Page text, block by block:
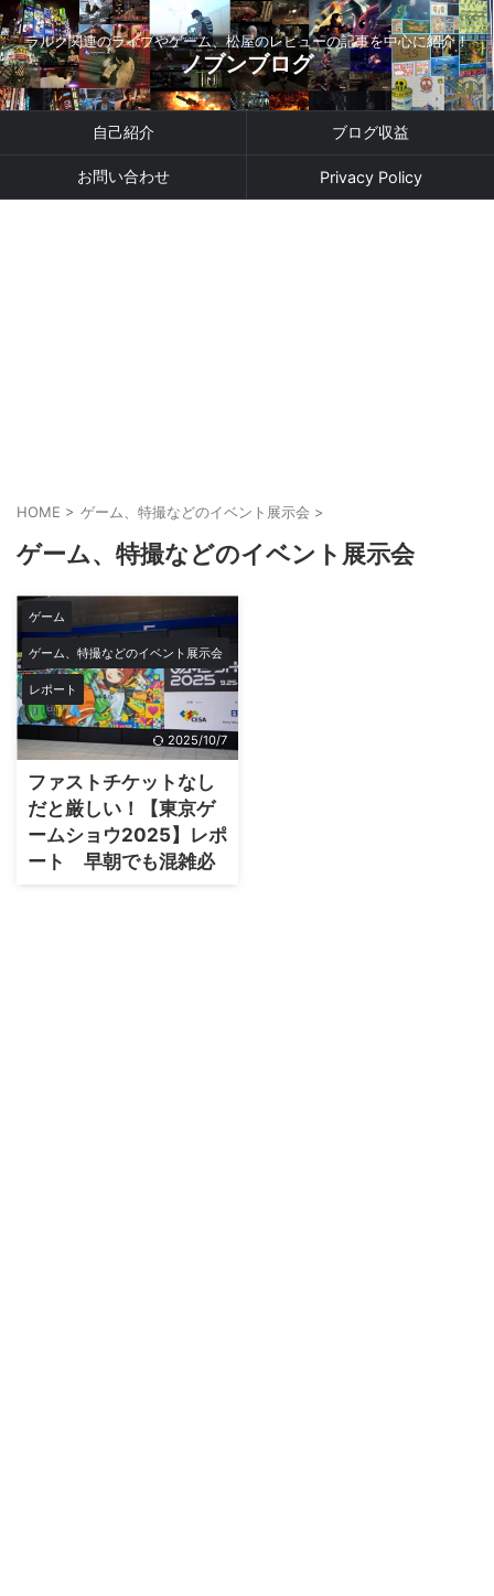
ラルク関連のライブやゲーム、松屋のレビューの記事を中心に紹介！
ノブンブログ
自己紹介 ブログ収益
お問い合わせ Privacy Policy
HOME > ゲーム、特撮などのイベント展示会 >
ゲーム、特撮などのイベント展示会
ゲーム
ゲーム、特撮などのイベント展示会
レポート
2025/10/7
ファストチケットなし
だと厳しい！【東京ゲ
ームショウ2025】レポ
ート 早朝でも混雑必
至！